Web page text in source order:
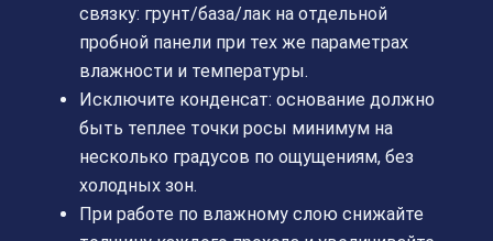
связку: грунт/база/лак на отдельной
пробной панели при тех же параметрах
влажности и температуры.
Исключите конденсат: основание должно
быть теплее точки росы минимум на
несколько градусов по ощущениям, без
холодных зон.
При работе по влажному слою снижайте